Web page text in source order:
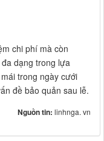
chi phí mà còn
dạng trong lựa
trong ngày cưới
đề bảo quản sau lễ.
Nguồn tin: linhnga. vn